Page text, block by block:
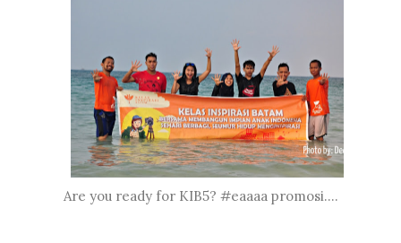
Are you ready for KIB5? #eaaaa promosi....